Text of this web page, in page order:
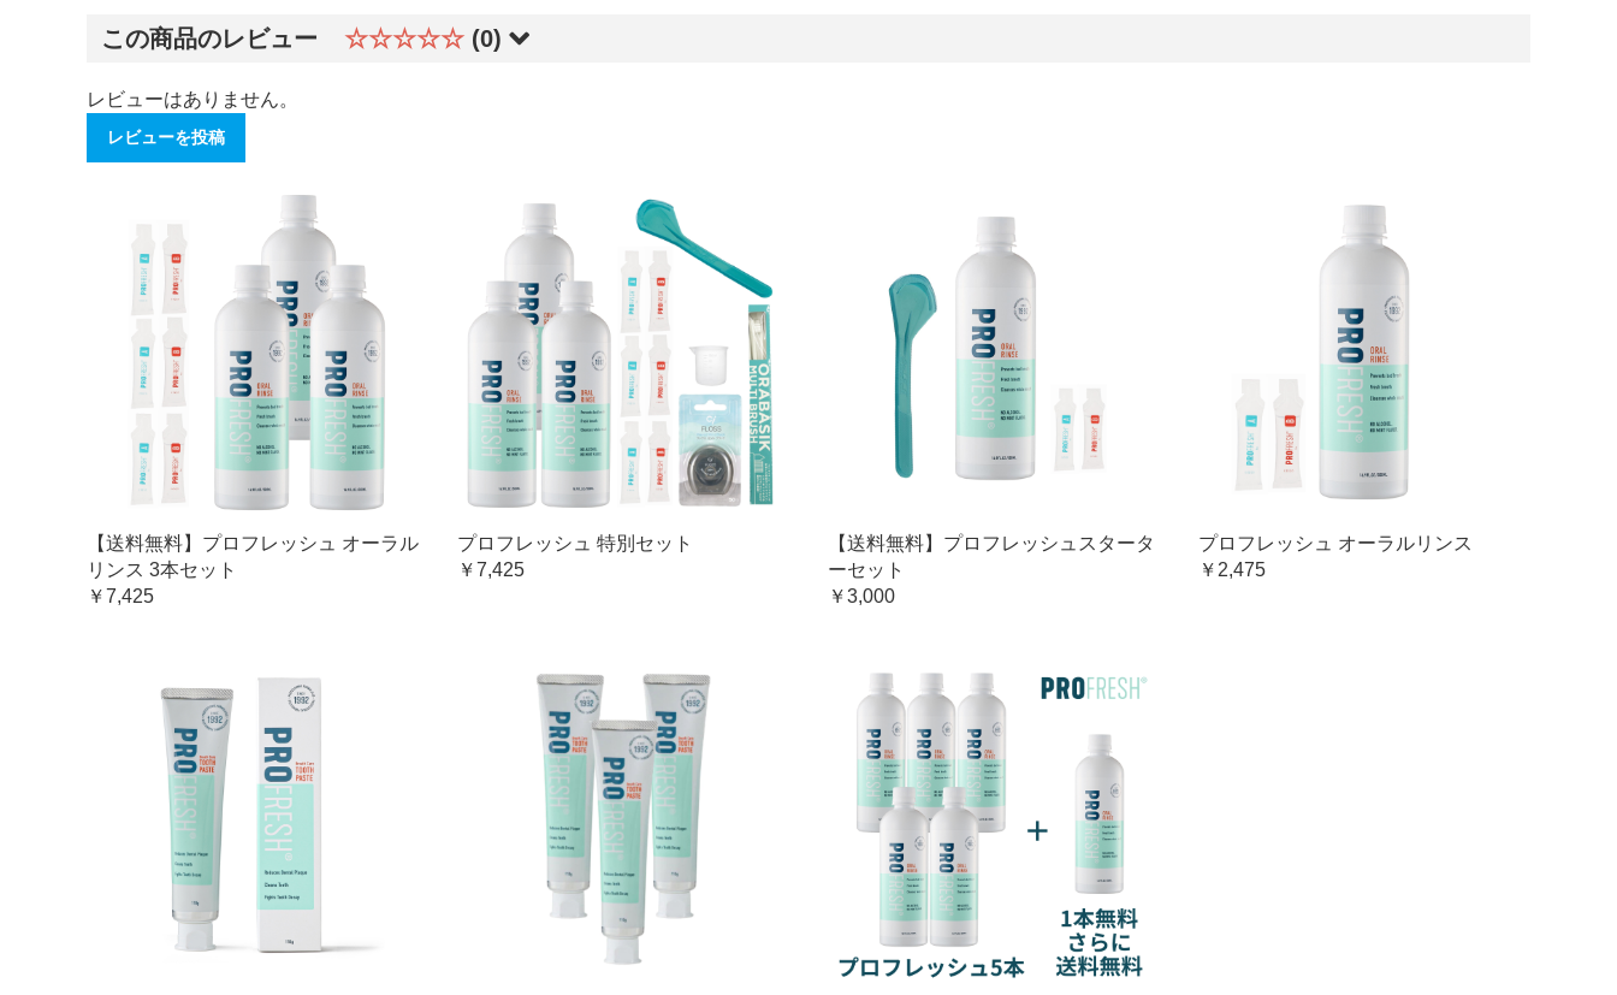
この商品のレビュー ☆☆☆☆☆ (0)
レビューはありません。
レビューを投稿
【送料無料】プロフレッシュ オーラル
リンス 3本セット
￥7,425
プロフレッシュ 特別セット
￥7,425
【送料無料】プロフレッシュスタータ
ーセット
￥3,000
プロフレッシュ オーラルリンス
￥2,475